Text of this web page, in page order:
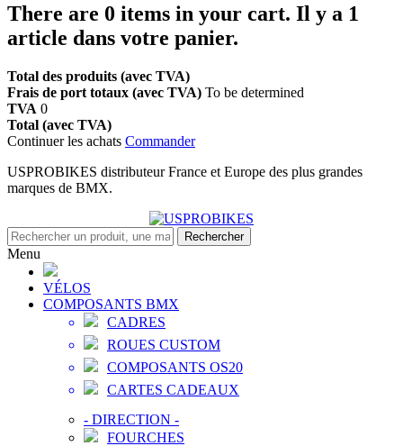
There are 0 items in your cart. Il y a 1
article dans votre panier.
Total des produits (avec TVA)
Frais de port totaux (avec TVA) To be determined
TVA 0
Total (avec TVA)
Continuer les achats Commander
USPROBIKES distributeur France et Europe des plus grandes
marques de BMX.
Rechercher
Menu
VÉLOS
COMPOSANTS BMX
CADRES
ROUES CUSTOM
COMPOSANTS OS20
CARTES CADEAUX
- DIRECTION -
FOURCHES